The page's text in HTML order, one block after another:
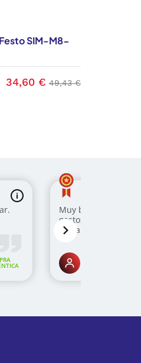
SIM-M8-
Precio
34,60 € Precio base
49,43 €